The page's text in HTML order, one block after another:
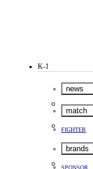
K-1
news
match
FIGHTER
brands
SPONSOR